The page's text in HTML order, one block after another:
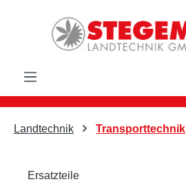
Zum Hauptinhalt springen
Landtechnik Transporttechnik
Ersatzteile